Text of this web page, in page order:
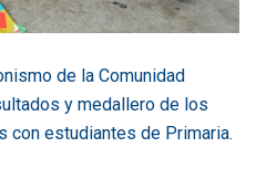
de la Comunidad
y medallero de los
con estudiantes de Primaria.